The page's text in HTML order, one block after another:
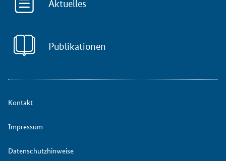
Aktuelles
Publikationen
Kontakt
Impressum
Datenschutzhinweise